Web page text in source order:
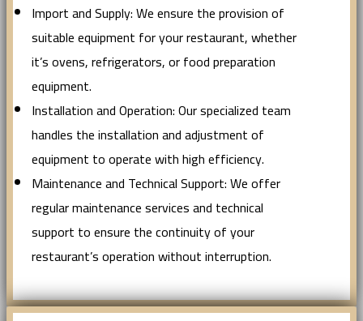
Import and Supply: We ensure the provision of
suitable equipment for your restaurant, whether
it’s ovens, refrigerators, or food preparation
equipment.
Installation and Operation: Our specialized team
handles the installation and adjustment of
equipment to operate with high efficiency.
Maintenance and Technical Support: We offer
regular maintenance services and technical
support to ensure the continuity of your
restaurant’s operation without interruption.